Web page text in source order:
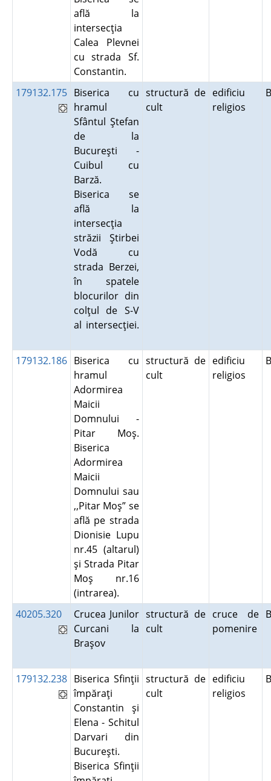
află la
intersecţia
Calea Plevnei
cu strada Sf.
Constantin.
179132.175 Biserica cu
hramul
Sfântul Ştefan
de la
Bucureşti -
Cuibul cu
Barză.
Biserica se
află la
intersecţia
străzii Ştirbei
Vodă cu
strada Berzei,
în spatele
blocurilor din
colţul de S-V
al intersecţiei.
structură de
cult
edificiu
religios
179132.186 Biserica cu
hramul
Adormirea
Maicii
Domnului -
Pitar Moş.
Biserica
Adormirea
Maicii
Domnului sau
,,Pitar Moş” se
află pe strada
Dionisie Lupu
nr.45 (altarul)
şi Strada Pitar
Moş nr.16
(intrarea).
structură de
cult
edificiu
religios
40205.320
Crucea Junilor
Curcani la
Braşov
structură de
cult
cruce de
pomenire
179132.238 Biserica Sfinţii
împăraţi
Constantin şi
Elena - Schitul
Darvari din
Bucureşti.
Biserica Sfinţii
structură de
cult
edificiu
religios